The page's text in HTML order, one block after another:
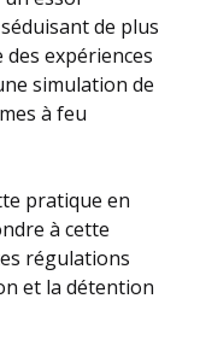
de plus
expériences
simulation de
à feu
pratique en
à cette
régulations
et la détention